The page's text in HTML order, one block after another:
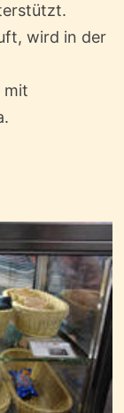
wird in der
mit
Thema.